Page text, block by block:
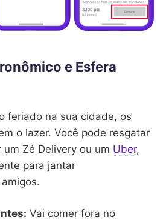
e Esfera
feriado na sua cidade, os
o lazer. Você pode resgatar
Zé Delivery ou um Uber,
para jantar
Vai comer fora no